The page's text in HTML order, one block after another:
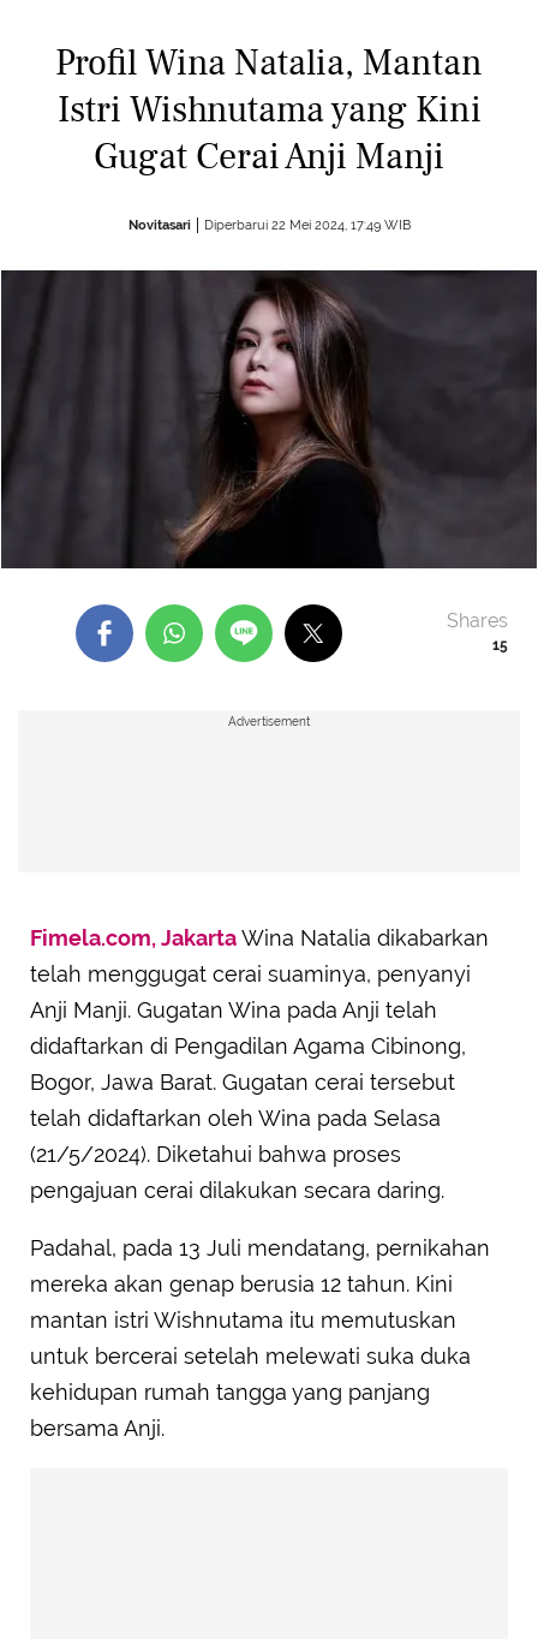
Profil Wina Natalia, Mantan
Istri Wishnutama yang Kini
Gugat Cerai Anji Manji
Novitasari Diperbarui 22 Mei 2024, 17:49 WIB
15
Shares
Advertisement
Fimela.com, JakartaWina Natalia dikabarkan
telah menggugat cerai suaminya, penyanyi
Anji Manji. Gugatan Wina pada Anji telah
didaftarkan di Pengadilan Agama Cibinong,
Bogor, Jawa Barat. Gugatan cerai tersebut
telah didaftarkan oleh Wina pada Selasa
(21/5/2024). Diketahui bahwa proses
pengajuan cerai dilakukan secara daring.
Padahal, pada 13 Juli mendatang, pernikahan
mereka akan genap berusia 12 tahun. Kini
mantan istri Wishnutama itu memutuskan
untuk bercerai setelah melewati suka duka
kehidupan rumah tangga yang panjang
bersama Anji.